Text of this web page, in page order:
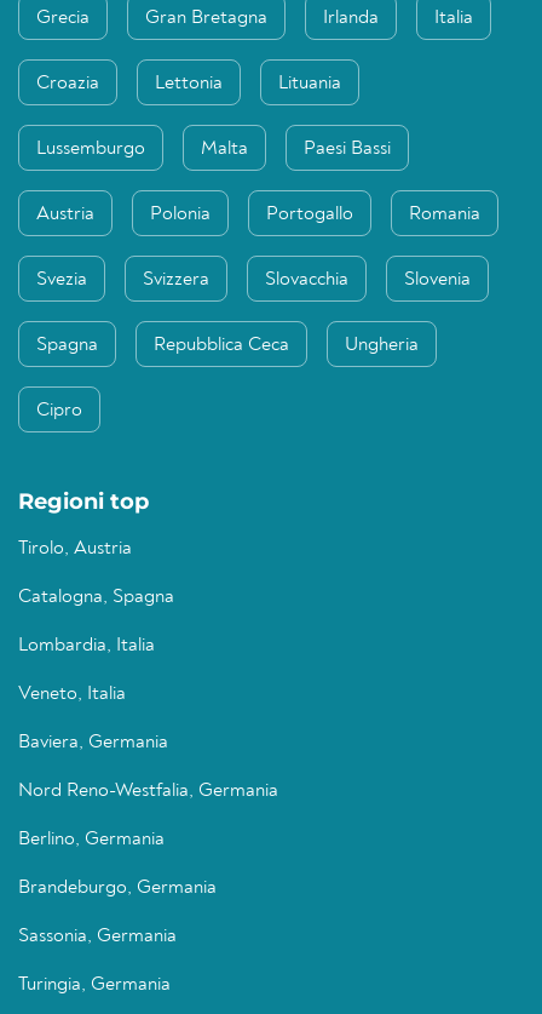
Grecia Gran Bretagna Irlanda Italia
Croazia Lettonia Lituania
Lussemburgo Malta Paesi Bassi
Austria Polonia Portogallo Romania
Svezia Svizzera Slovacchia Slovenia
Spagna Repubblica Ceca Ungheria
Cipro
Regioni top
Tirolo, Austria
Catalogna, Spagna
Lombardia, Italia
Veneto, Italia
Baviera, Germania
Nord Reno-Westfalia, Germania
Berlino, Germania
Brandeburgo, Germania
Sassonia, Germania
Turingia, Germania